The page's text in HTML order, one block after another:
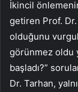
İkincil
getiren Prof.
olduğunu
görünmez oldu
başladı?”
Dr. Tarhan,